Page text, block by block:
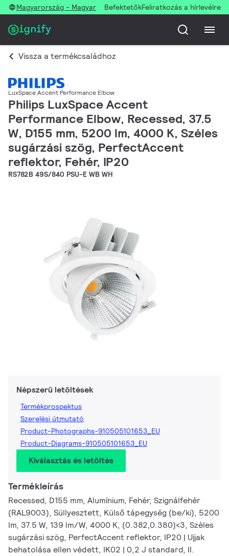
Magyarország - Magyar BefektetőkFeliratkozás a hírlevélre
Vissza a termékcsaládhoz
LuxSpace Accent Performance Elbow
Philips LuxSpace Accent
Performance Elbow, Recessed, 37.5
W, D155 mm, 5200 lm, 4000 K, Széles
sugárzási szög, PerfectAccent
reflektor, Fehér, IP20
RS782B 49S/840 PSU-E WB WH
Népszerű letöltések
Termékprospektus
Szerelési útmutató
Product-Photographs-910505101653_EU
Product-Diagrams-910505101653_EU
Kiválasztás és letöltés
Termékleírás
Recessed, D155 mm, Alumínium, Fehér, Szignálfehér
(RAL9003), Süllyesztett, Külső tápegység (be/ki), 5200
lm, 37.5 W, 139 lm/W, 4000 K, (0.382,0.380)<3, Széles
sugárzási szög, PerfectAccent reflektor, IP20 | Ujjak
behatolása ellen védett, IK02 | 0,2 J standard, II.